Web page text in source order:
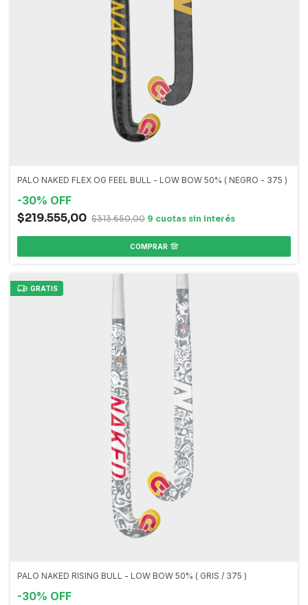
PALO NAKED FLEX OG FEEL BULL - LOW BOW 50% ( NEGRO - 375 )
-30% OFF
$219.555,00 $313.650,00
COMPRAR
GRATIS
PALO NAKED RISING BULL - LOW BOW 50% ( GRIS / 375 )
-30% OFF